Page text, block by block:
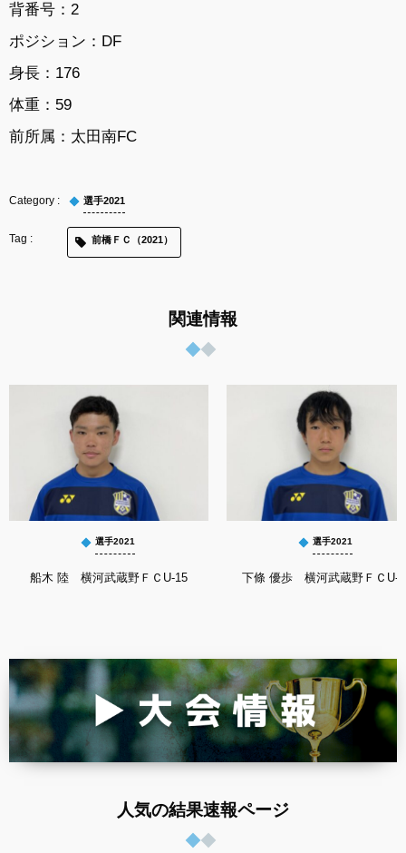
背番号：2
ポジション：DF
身長：176
体重：59
前所属： 太田南FC
選手2021
前橋ＦＣ（2021）
関連情報
選手2021
船木 陸 横河武蔵野ＦＣU-15
選手2021
下條 優歩 横河武蔵野ＦＣU-
人気の結果速報ページ